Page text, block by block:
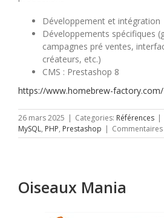
Développement et intégration
Développements spécifiques
campagnes pré ventes,
créateurs, etc.)
CMS : Prestashop 8
https://www.homebrew-factory.com/
26 mars 2025 | Categories: Références |
MySQL, PHP, Prestashop |
Oiseaux Mania